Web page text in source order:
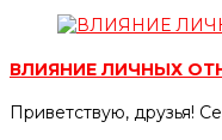
ВЛИЯНИЕ ЛИЧНЫХ
Приветствую, друзья!